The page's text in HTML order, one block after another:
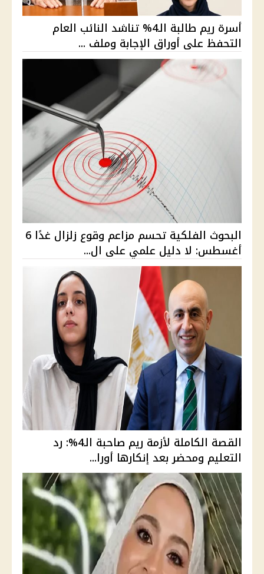
أسرة ريم طالبة الـ4% تناشد النائب العام
التحفظ على أوراق الإجابة وملف ...
البحوث الفلكية تحسم مزاعم وقوع زلزال غدًا 6
أغسطس: لا دليل علمي على ال...
القصة الكاملة لأزمة ريم صاحبة الـ4%: رد
التعليم ومحضر بعد إنكارها أورا...